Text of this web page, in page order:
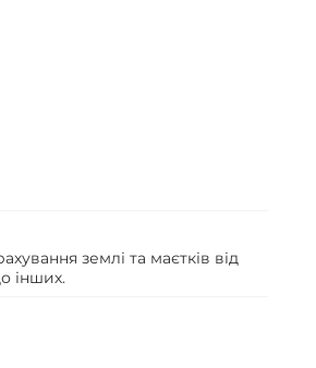
землі та маєтків від
інших.